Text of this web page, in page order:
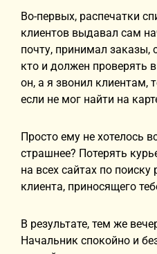
Во-первых, распечатки
клиентов выдавал сам
почту, принимал заказы,
кто и должен проверять
он, а я звонил клиентам,
если не мог найти на
Просто ему не хотелось
страшнее? Потерять
на всех сайтах по поиску
клиента, приносящего
В результате, тем же
Начальник спокойно и